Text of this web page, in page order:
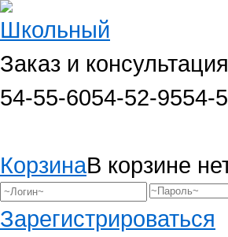
Заказ и
54-55-6054-52-9554-
КорзинаВ корзине
Зарегистрироваться